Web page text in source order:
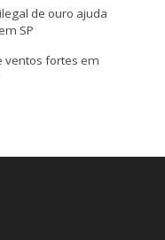
de ouro ajuda
SP
ventos fortes em